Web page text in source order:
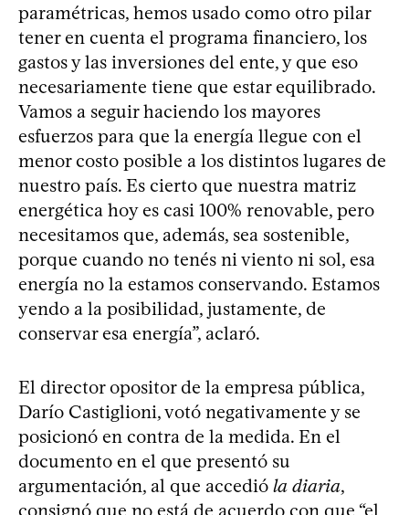
paramétricas, hemos usado como otro pilar
tener en cuenta el programa financiero, los
gastos y las inversiones del ente, y que eso
necesariamente tiene que estar equilibrado.
Vamos a seguir haciendo los mayores
esfuerzos para que la energía llegue con el
menor costo posible a los distintos lugares de
nuestro país. Es cierto que nuestra matriz
energética hoy es casi 100% renovable, pero
necesitamos que, además, sea sostenible,
porque cuando no tenés ni viento ni sol, esa
energía no la estamos conservando. Estamos
yendo a la posibilidad, justamente, de
conservar esa energía”, aclaró.
El director opositor de la empresa pública,
Darío Castiglioni, votó negativamente y se
posicionó en contra de la medida. En el
documento en el que presentó su
argumentación, al que accedió la diaria,
consignó que no está de acuerdo con que “el